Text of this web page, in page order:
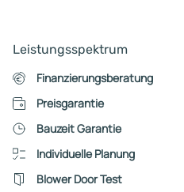
hervorragend und
Termingerecht. Leider kamen bei
Baumaßnahme durch den
Gechäftsführer Herr
Spieß,einige sehr unschöne
Dinge zum Vorschein.So wurden
Leistungen in Rechnung
Leistungsspektrum
Finanzierungsberatung
Preisgarantie
Bauzeit Garantie
Individuelle Planung
Blower Door Test